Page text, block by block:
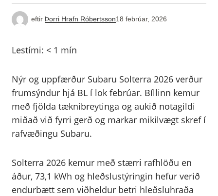
eftir Þorri Hrafn Róbertsson18 febrúar, 2026
Lestími: < 1 mín
Nýr og uppfærður Subaru Solterra 2026 verður
frumsýndur hjá BL í lok febrúar. Bíllinn kemur
með fjölda tæknibreytinga og aukið notagildi
miðað við fyrri gerð og markar mikilvægt skref í
rafvæðingu Subaru.
Solterra 2026 kemur með stærri rafhlöðu en
áður, 73,1 kWh og hleðslustýringin hefur verið
endurbætt sem viðheldur betri hleðsluhraða